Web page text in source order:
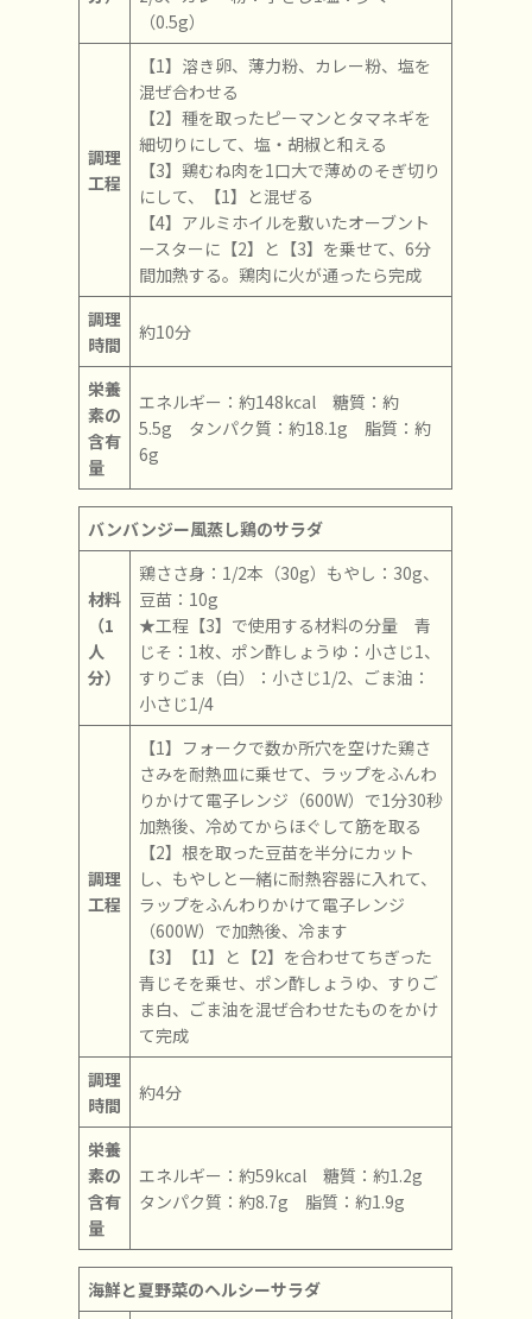
（0.5g）
調理
工程
【1】溶き卵、薄力粉、カレー粉、塩を
混ぜ合わせる
【2】種を取ったピーマンとタマネギを
細切りにして、塩・胡椒と和える
【3】鶏むね肉を1口大で薄めのそぎ切り
にして、【1】と混ぜる
【4】アルミホイルを敷いたオーブント
ースターに【2】と【3】を乗せて、6分
間加熱する。鶏肉に火が通ったら完成
調理
時間
約10分
栄養
素の
含有
量
エネルギー：約148kcal 糖質：約
5.5g タンパク質：約18.1g 脂質：約
6g
バンバンジー風蒸し鶏のサラダ
材料
（1
人
分）
鶏ささ身：1/2本（30g）もやし：30g、
豆苗：10g
★工程【3】で使用する材料の分量 青
じそ：1枚、ポン酢しょうゆ：小さじ1、
すりごま（白）：小さじ1/2、ごま油：
小さじ1/4
調理
工程
【1】フォークで数か所穴を空けた鶏さ
さみを耐熱皿に乗せて、ラップをふんわ
りかけて電子レンジ（600W）で1分30秒
加熱後、冷めてからほぐして筋を取る
【2】根を取った豆苗を半分にカット
し、もやしと一緒に耐熱容器に入れて、
ラップをふんわりかけて電子レンジ
（600W）で加熱後、冷ます
【3】【1】と【2】を合わせてちぎった
青じそを乗せ、ポン酢しょうゆ、すりご
ま白、ごま油を混ぜ合わせたものをかけ
て完成
調理
時間
約4分
栄養
素の
含有
量
エネルギー：約59kcal 糖質：約1.2g
タンパク質：約8.7g 脂質：約1.9g
海鮮と夏野菜のヘルシーサラダ